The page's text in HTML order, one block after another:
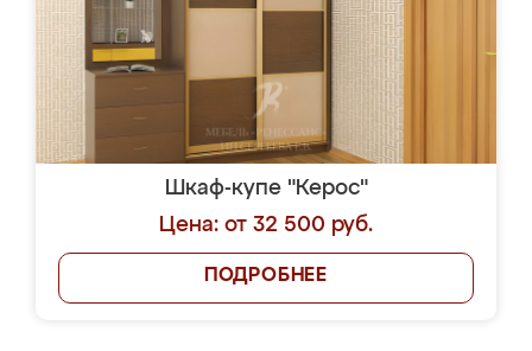
Шкаф-купе "Керос"
Цена: от 32 500 руб.
ПОДРОБНЕЕ